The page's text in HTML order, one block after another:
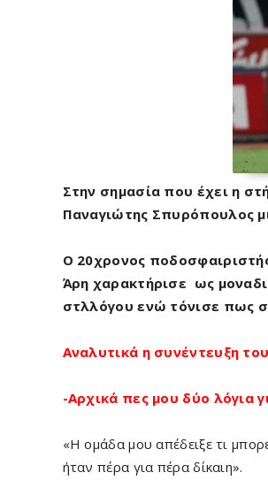
Στην σημασία που έχει η
Παναγιώτης Σπυρόπουλος
Ο 20χρονος
Άρη χαρακτήρισε ως
στλλόγου ενώ τόνισε πως
Αναλυτικά η συνέντευξη
-Αρχικά πες μου δύο λόγια
«Η ομάδα μου απέδειξε τι
ήταν πέρα για πέρα δίκαιη».